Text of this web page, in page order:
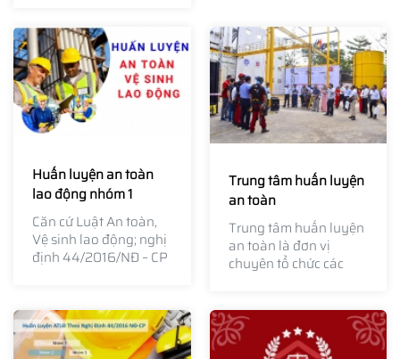
lọc công nghiệp được
quy định chặt chẽ bởi
Bộ Y tế nhằm đảm bảo
an toàn cho người sử
dụng và bảo vệ môi
trường.
Huấn luyện an toàn
lao động nhóm 1
Căn cứ Luật An toàn,
Vệ sinh lao động; nghị
định 44/2016/NĐ – CP
chi tiết một số điều của
Luật an toàn, vệ sinh
lao động.
Trung tâm huấn luyện
an toàn
Trung tâm huấn luyện
an toàn là đơn vị
chuyên tổ chức các
doanh nghiệp.